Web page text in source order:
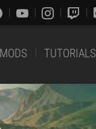
MODS TUTORIALS